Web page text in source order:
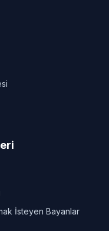
İsteyen Bayanlar